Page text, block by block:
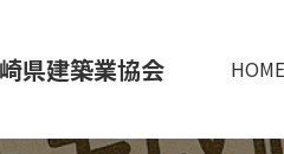
県建築業協会 HOME